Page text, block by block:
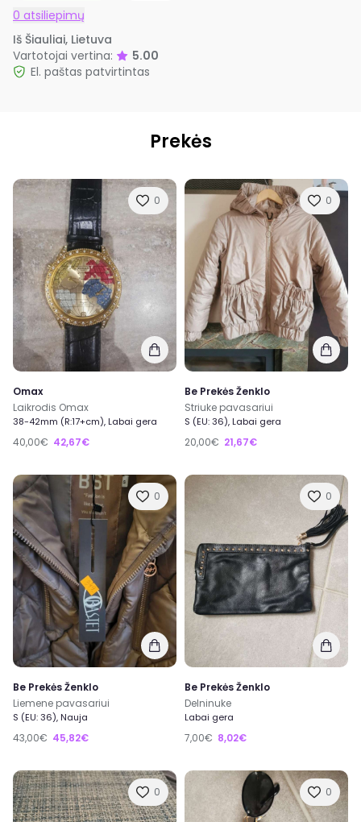
0 atsiliepimų
Iš Šiauliai, Lietuva
Vartotojai vertina:
5.00
El. paštas patvirtintas
Prekės
0
Omax
Laikrodis Omax
38-42mm (R:17+cm), Labai gera
40,00€ 42,67€
0
Be Prekės Ženklo
Striuke pavasariui
S (EU: 36), Labai gera
20,00€ 21,67€
0
Be Prekės Ženklo
Liemene pavasariui
S (EU: 36), Nauja
43,00€ 45,82€
0
Be Prekės Ženklo
Delninuke
Labai gera
7,00€ 8,02€
0 0